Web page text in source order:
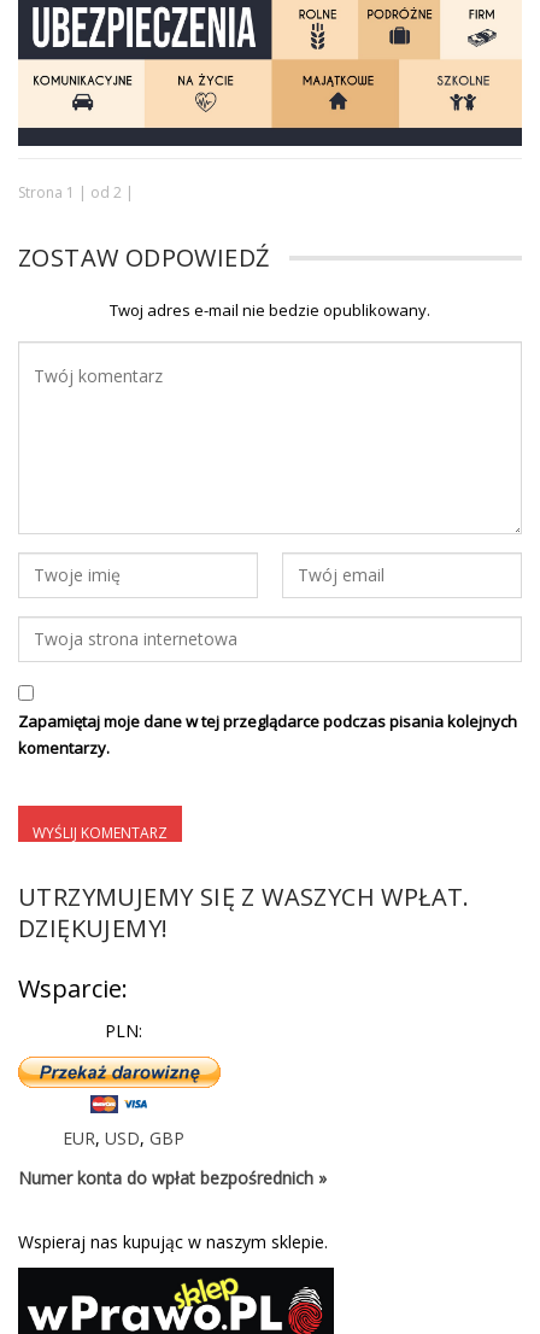
Strona 1 | od 2 |
ZOSTAW ODPOWIEDŹ
Twoj adres e-mail nie bedzie opublikowany.
Zapamiętaj moje dane w tej przeglądarce podczas pisania kolejnych
komentarzy.
UTRZYMUJEMY SIĘ Z WASZYCH WPŁAT.
DZIĘKUJEMY!
Wsparcie:
PLN:
EUR, USD, GBP
Numer konta do wpłat bezpośrednich »
Wspieraj nas kupując w naszym sklepie.